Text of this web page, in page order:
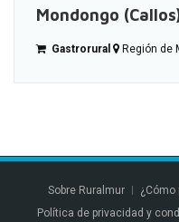
Mondongo
Gastrorural Región de
Sobre Ruralmur ¿Cómo
Política de privacidad y